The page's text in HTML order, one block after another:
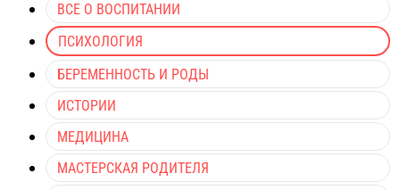
ВСЕ О ВОСПИТАНИИ
ПСИХОЛОГИЯ
БЕРЕМЕННОСТЬ И РОДЫ
ИСТОРИИ
МЕДИЦИНА
МАСТЕРСКАЯ РОДИТЕЛЯ